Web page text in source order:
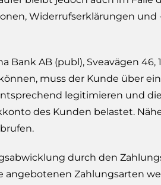
Widerrufserklärungen
AB (publ), Sveavägen 46,
muss der Kunde über
legitimieren und
des Kunden belastet.
durch den
angebotenen Zahlungsarten